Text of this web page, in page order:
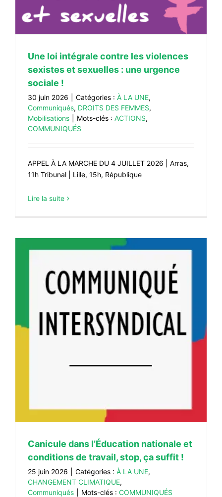
#VOS ÉLUES
#FORMATION
#ÉLECTIONS
#DÉBATS
#PRESSE
Une loi intégrale contre les violences
sexistes et sexuelles : une urgence
sociale !
30 juin 2026 Catégories : À LA UNE,
Communiqués, DROITS DES FEMMES,
Mobilisations
Mots-clés : ACTIONS,
COMMUNIQUÉS
APPEL À LA MARCHE DU 4 JUILLET 2026 | Arras,
11h Tribunal | Lille, 15h, République
Lire la suite
Canicule dans l’Éducation nationale et
conditions de travail, stop, ça suffit !
25 juin 2026 Catégories : À LA UNE,
CHANGEMENT CLIMATIQUE,
Communiqués
Mots-clés : COMMUNIQUÉS